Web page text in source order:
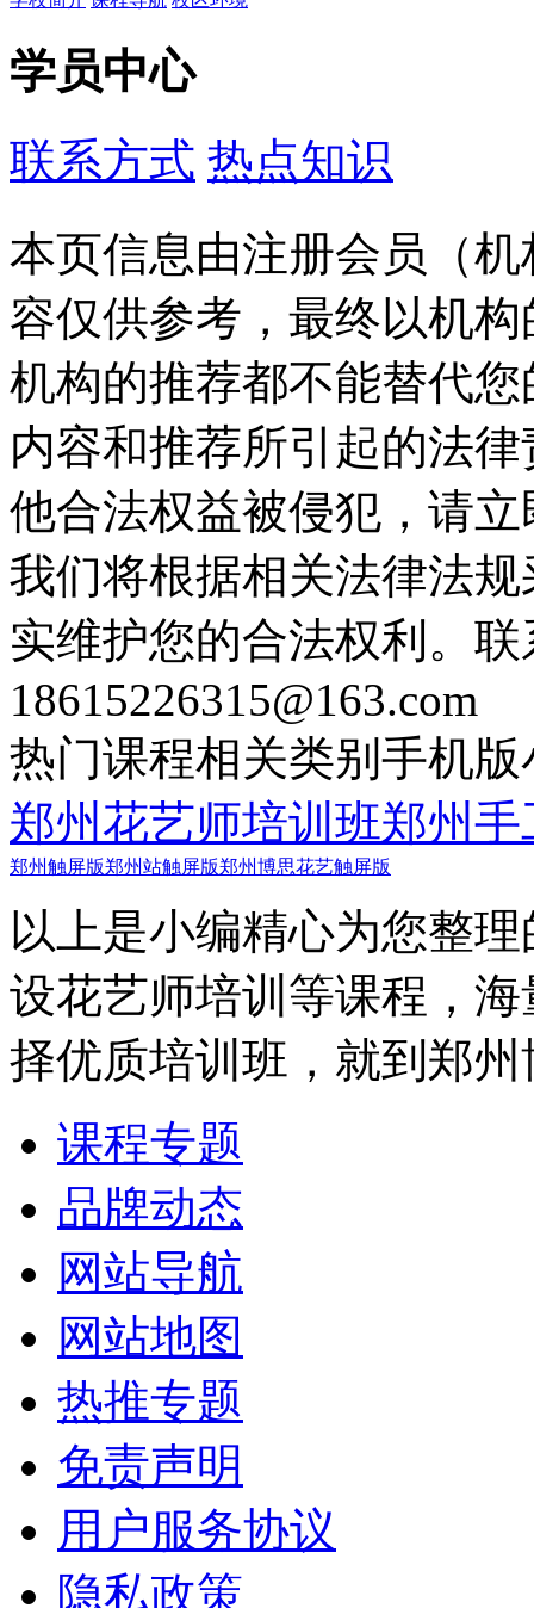
学员中心
联系方式 热点知识
本页信息由注册会员（
容仅供参考，最终以机
机构的推荐都不能替代
内容和推荐所引起的法
他合法权益被侵犯，请
我们将根据相关法律法
实维护您的合法权利。
18615226315@163.com
热门课程相关类别 手机版
郑州花艺师培训班郑州
郑州触屏版郑州站触屏版郑州博思花艺触屏版
以上是小编精心为您整
设花艺师培训等课程，
择优质培训班，就到郑
课程专题
品牌动态
网站导航
网站地图
热推专题
免责声明
用户服务协议
隐私政策